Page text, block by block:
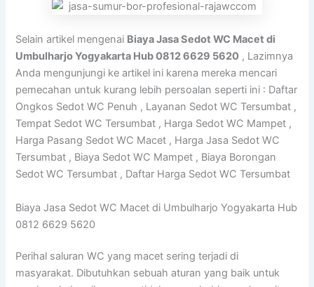
Selain artikel mengenai Biaya Jasa Sedot WC Macet di
Umbulharjo Yogyakarta Hub 0812 6629 5620 , Lazimnya
Anda mengunjungi ke artikel ini karena mereka mencari
pemecahan untuk kurang lebih persoalan seperti ini : Daftar
Ongkos Sedot WC Penuh , Layanan Sedot WC Tersumbat ,
Tempat Sedot WC Tersumbat , Harga Sedot WC Mampet ,
Harga Pasang Sedot WC Macet , Harga Jasa Sedot WC
Tersumbat , Biaya Sedot WC Mampet , Biaya Borongan
Sedot WC Tersumbat , Daftar Harga Sedot WC Tersumbat
Biaya Jasa Sedot WC Macet di Umbulharjo Yogyakarta Hub
0812 6629 5620
Perihal saluran WC yang macet sering terjadi di
masyarakat. Dibutuhkan sebuah aturan yang baik untuk